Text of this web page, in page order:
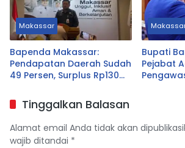
Makassar
Bapenda Makassar:
Pendapatan Daerah Sudah
49 Persen, Surplus Rp130
Bupati
Pejabat
Tinggalkan Balasan
Alamat email Anda tidak akan
wajib ditandai *